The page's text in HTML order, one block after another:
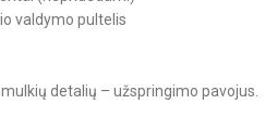
valdymo pultelis
detalių – užspringimo pavojus.